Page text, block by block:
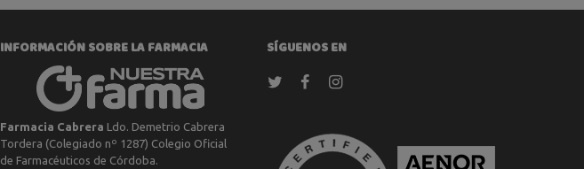
INFORMACIÓN SOBRE LA FARMACIA
Farmacia Cabrera Ldo. Demetrio Cabrera
Tordera (Colegiado nº 1287) Colegio Oficial
de Farmacéuticos de Córdoba.
SÍGUENOS EN